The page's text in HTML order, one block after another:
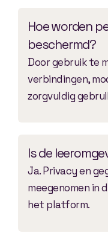
Hoe worden
beschermd?
Door gebruik te
verbindingen,
zorgvuldig
Is de
Ja. Privacy en
meegenomen in
het platform.